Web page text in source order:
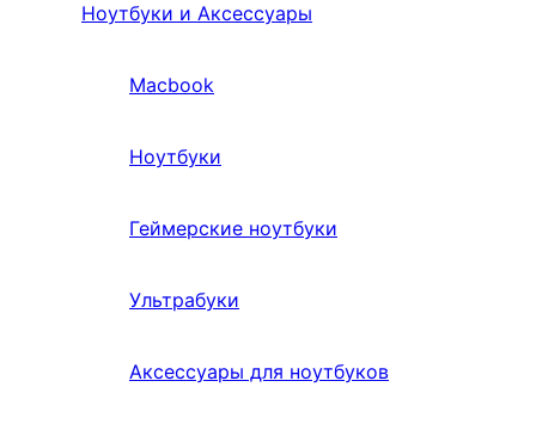
Ноутбуки и Аксессуары
Macbook
Ноутбуки
Геймерские ноутбуки
Ультрабуки
Аксессуары для ноутбуков